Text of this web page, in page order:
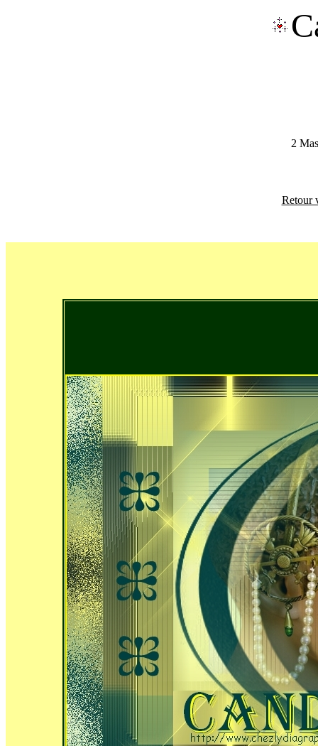
2
Retour